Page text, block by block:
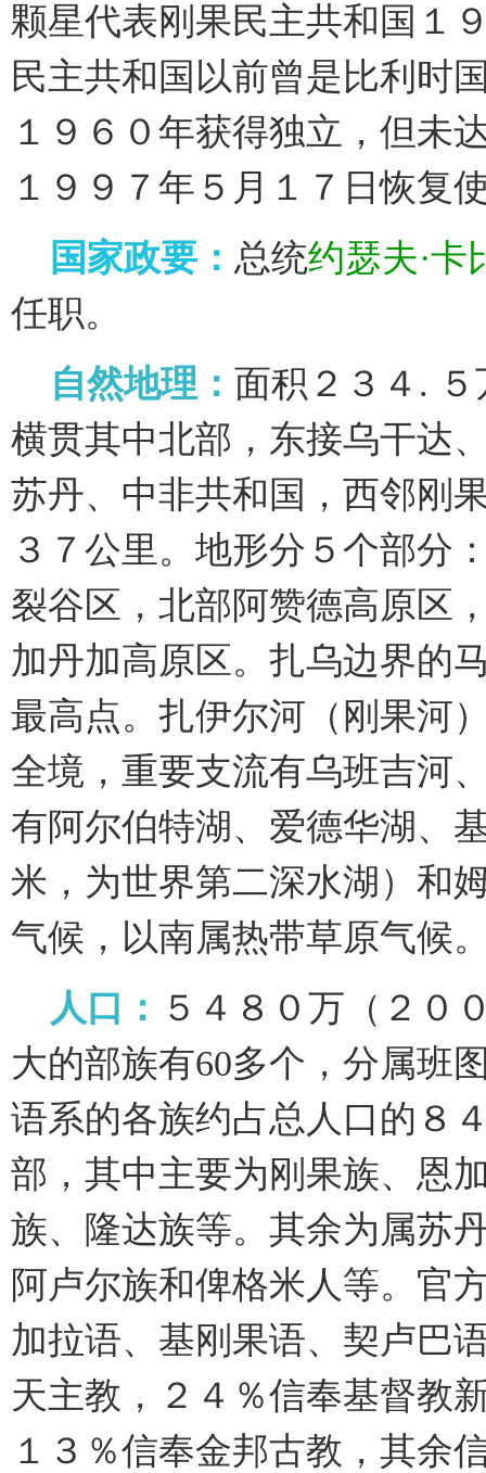
颗星代表刚果民主共和国１
民主共和国以前曾是比利时
１９６０年获得独立，但未
１９９７年５月１７日恢复
国家政要： 总统约瑟夫·卡
任职。
自然地理： 面积２３４.
横贯其中北部，东接乌干达
苏丹、中非共和国，西邻刚
３７公里。地形分５个部分
裂谷区，北部阿赞德高原区
加丹加高原区。扎乌边界的
最高点。扎伊尔河（刚果河
全境，重要支流有乌班吉河
有阿尔伯特湖、爱德华湖、
米，为世界第二深水湖）和
气候，以南属热带草原气候
人口： ５４８０万（２０
大的部族有60多个，分属班
语系的各族约占总人口的８
部，其中主要为刚果族、恩
族、隆达族等。其余为属苏
阿卢尔族和俾格米人等。官
加拉语、基刚果语、契卢巴
天主教，２４％信奉基督教
１３％信奉金邦古教，其余